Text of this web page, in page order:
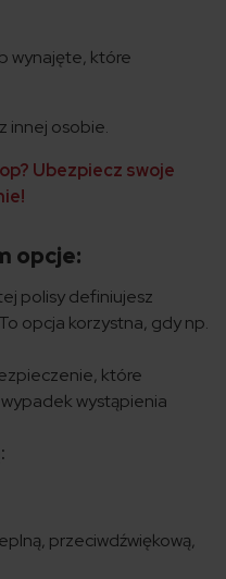
wynajęte, które
innej osobie.
Ubezpiecz swoje
opcje:
polisy definiujesz
opcja korzystna, gdy np.
które
wystąpienia
przeciwdźwiękową,